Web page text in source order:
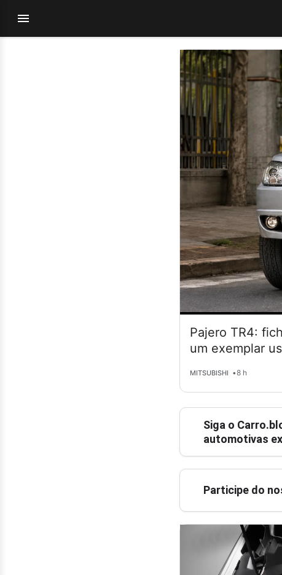
Pajero TR4:
um exemplar
MITSUBISHI •8 h
Siga o
automotivas
Participe do